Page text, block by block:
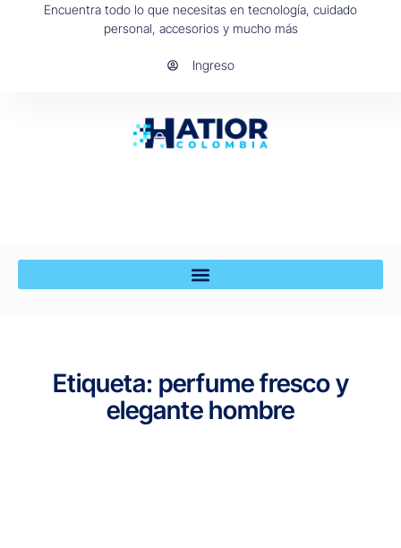
Encuentra todo lo que necesitas en tecnología, cuidado
personal, accesorios y mucho más
Ingreso
Etiqueta: perfume fresco y
elegante hombre